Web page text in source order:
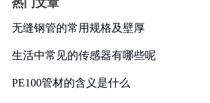
热门文章
无缝钢管的常用规格及壁厚
生活中常见的传感器有哪些呢
PE100管材的含义是什么